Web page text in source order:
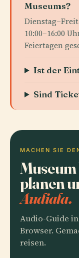
Museums?
10:00–16:00
Feiertagen
Ist der
Sind
MACHEN SIE
planen
Audiala.
Audio-Guide
Browser.
reisen.